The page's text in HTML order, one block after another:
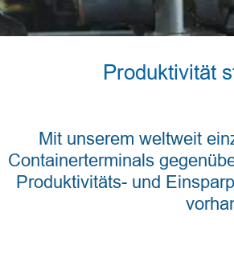
Produktivität
Mit unserem weltweit
Containerterminals
Produktivitäts- und